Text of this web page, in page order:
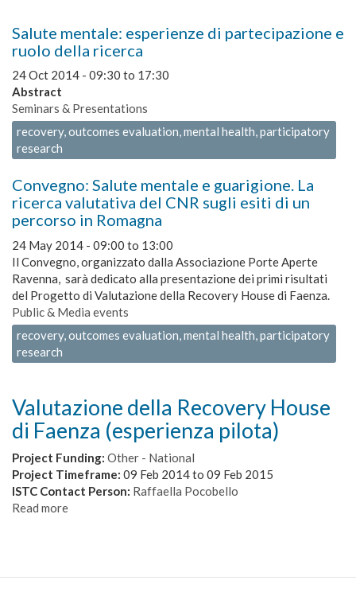
Salute mentale: esperienze di partecipazione e
ruolo della ricerca
24 Oct 2014 - 09:30 to 17:30
Abstract
Seminars & Presentations
recovery, outcomes evaluation, mental health, participatory
research
Convegno: Salute mentale e guarigione. La
ricerca valutativa del CNR sugli esiti di un
percorso in Romagna
24 May 2014 - 09:00 to 13:00
Il Convegno, organizzato dalla Associazione Porte Aperte
Ravenna, sarà dedicato alla presentazione dei primi risultati
del Progetto di Valutazione della Recovery House di Faenza.
Public & Media events
recovery, outcomes evaluation, mental health, participatory
research
Valutazione della Recovery House
di Faenza (esperienza pilota)
Project Funding: Other - National
Project Timeframe: 09 Feb 2014to 09 Feb 2015
ISTC Contact Person: Raffaella Pocobello
Read more
House